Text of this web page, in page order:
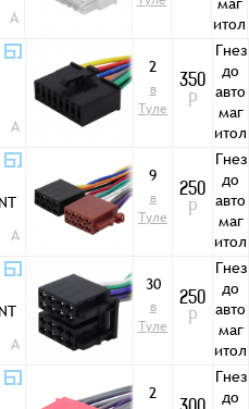
A
итол
ы
A
2
в
Туле
350
Р
Гнез
до
авто
маг
итол
ы
A
9
в
Туле
250
Р
Гнез
до
авто
маг
итол
ы
A
30
в
Туле
250
Р
Гнез
до
авто
маг
итол
ы
2
Гнез
до